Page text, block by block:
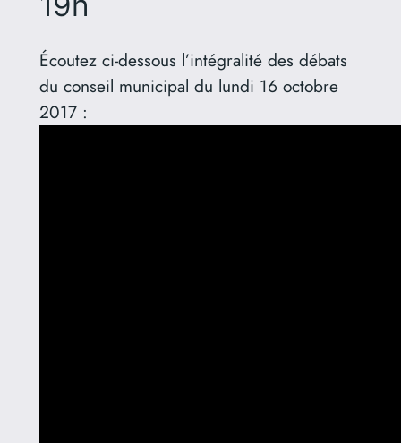
Écoutez ci-dessous l’intégralité des débats
du conseil municipal du lundi 16 octobre
2017 :